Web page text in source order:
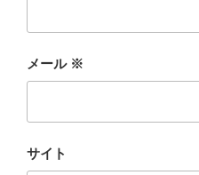
メール ※
サイト